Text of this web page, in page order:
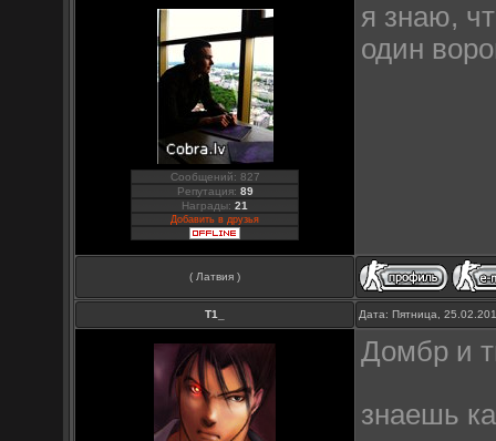
Сообщений: 827
Репутация: 89
Награды:21
Добавить в друзья
я знаю,
один
( Латвия )
Т1_ Дата: Пятница,
Домбр и
знаешь